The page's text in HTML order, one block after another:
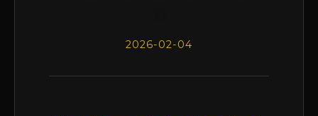
2026-02-04